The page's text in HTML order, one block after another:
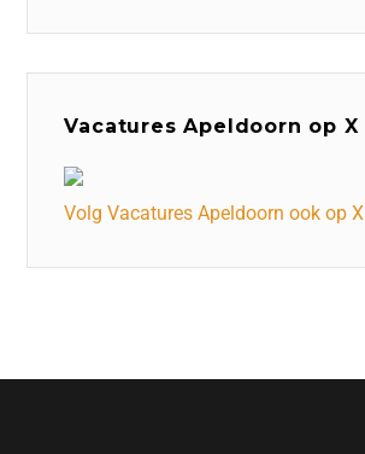
Vacatures Apeldoorn op X
Volg Vacatures Apeldoorn ook op X